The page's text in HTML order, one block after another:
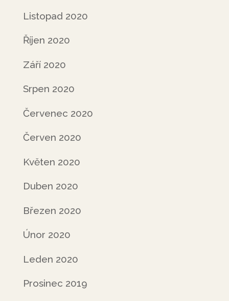
Listopad 2020
Říjen 2020
Září 2020
Srpen 2020
Červenec 2020
Červen 2020
Květen 2020
Duben 2020
Březen 2020
Únor 2020
Leden 2020
Prosinec 2019